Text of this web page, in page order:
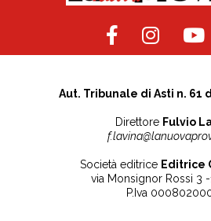
Aut. Tribunale di Asti n. 61
Direttore Fulvio
Società editrice Editrice
via Monsignor Rossi 3 -
P.Iva